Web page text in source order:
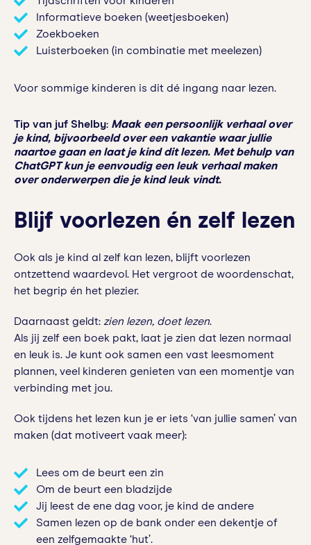
Informatieve boeken (weetjesboeken)
Zoekboeken
Luisterboeken (in combinatie met meelezen)
Voor sommige kinderen is dit dé ingang naar lezen.
Tip van juf Shelby: Maak een persoonlijk verhaal over
je kind, bijvoorbeeld over een vakantie waar jullie
naartoe gaan en laat je kind dit lezen. Met behulp van
ChatGPT kun je eenvoudig een leuk verhaal maken
over onderwerpen die je kind leuk vindt.
Blijf voorlezen én zelf lezen
Ook als je kind al zelf kan lezen, blijft voorlezen
ontzettend waardevol. Het vergroot de woordenschat,
het begrip én het plezier.
Daarnaast geldt: zien lezen, doet lezen.
Als jij zelf een boek pakt, laat je zien dat lezen normaal
en leuk is. Je kunt ook samen een vast leesmoment
plannen, veel kinderen genieten van een momentje van
verbinding met jou.
Ook tijdens het lezen kun je er iets ‘van jullie samen’ van
maken (dat motiveert vaak meer):
Lees om de beurt een zin
Om de beurt een bladzijde
Jij leest de ene dag voor, je kind de andere
Samen lezen op de bank onder een dekentje of
een zelfgemaakte ‘hut’.